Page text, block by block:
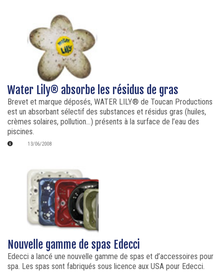
Water Lily® absorbe les résidus de gras
Brevet et marque déposés, WATER LILY® de Toucan Productions
est un absorbant sélectif des substances et résidus gras (huiles,
crèmes solaires, pollution…) présents à la surface de l’eau des
piscines.
13/06/2008
Nouvelle gamme de spas Edecci
Edecci a lancé une nouvelle gamme de spas et d’accessoires pour
spa. Les spas sont fabriqués sous licence aux USA pour Edecci.